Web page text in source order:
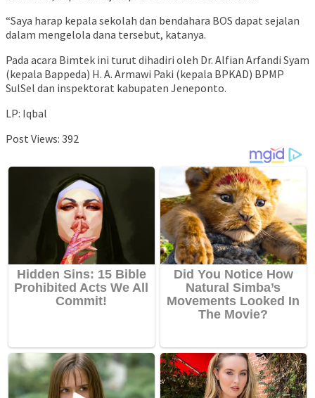
“Saya harap kepala sekolah dan bendahara BOS dapat sejalan
dalam mengelola dana tersebut, katanya.
Pada acara Bimtek ini turut dihadiri oleh Dr. Alfian Arfandi Syam
(kepala Bappeda) H. A. Armawi Paki (kepala BPKAD) BPMP
SulSel dan inspektorat kabupaten Jeneponto.
LP: Iqbal
Post Views: 392